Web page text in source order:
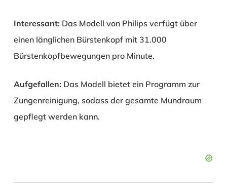
Interessant: Das Modell von Philips verfügt über
einen länglichen Bürstenkopf mit 31.000
Bürstenkopfbewegungen pro Minute.
Aufgefallen: Das Modell bietet ein Programm zur
Zungenreinigung, sodass der gesamte Mundraum
gepflegt werden kann.